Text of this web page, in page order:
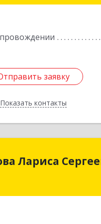
заявку
Показать контакты
заявку
Назад
Лариса
обл, Бердск г,